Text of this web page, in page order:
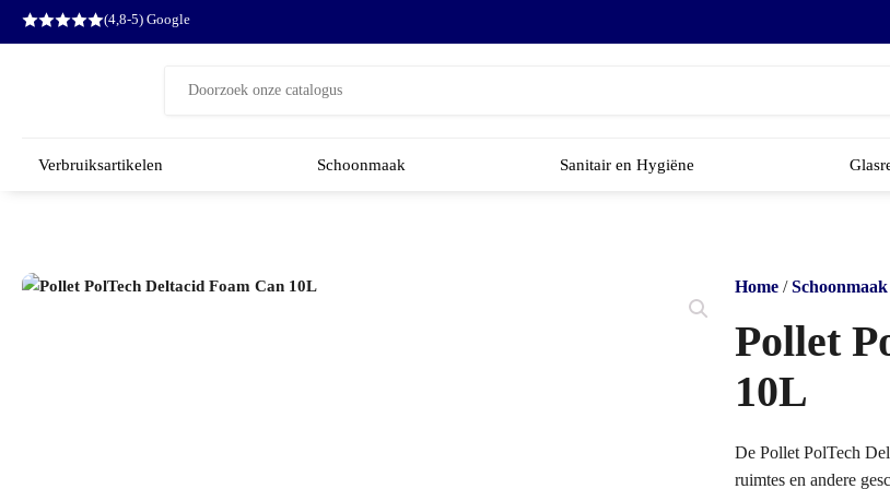
(4,8-5) Google
Zoeken
Verbruiksartikelen Schoonmaak Sanitair en Hygiëne
Home /Schoonmaak
Pollet
10L
De Pollet PolTech
ruimtes en andere